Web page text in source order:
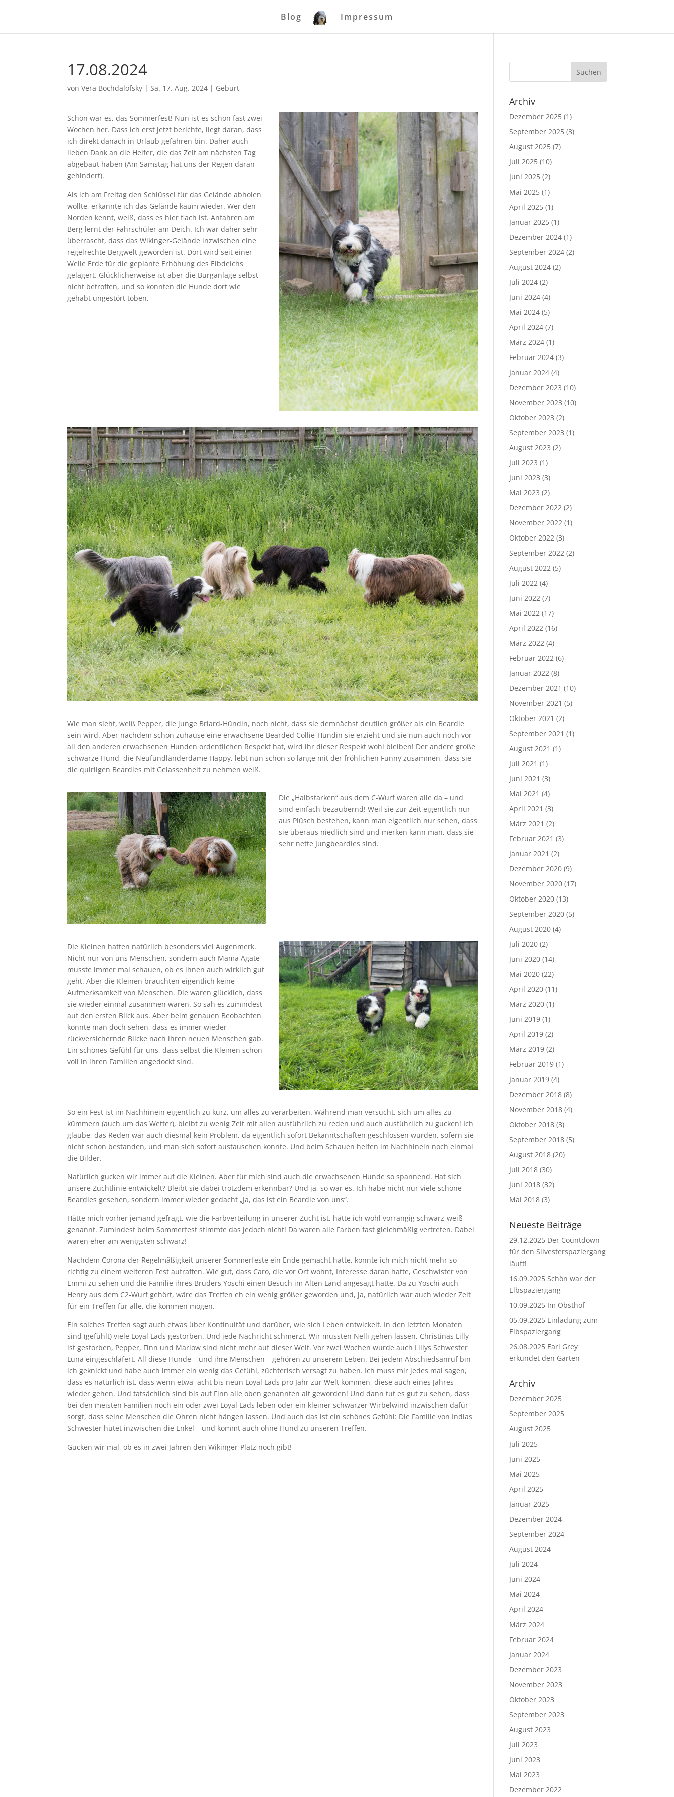
Blog Impressum
17.08.2024
vonVera Bochdalofsky |Sa. 17. Aug. 2024 | Geburt
Schön war es, das Sommerfest! Nun ist es schon fast zwei
Wochen her. Dass ich erst jetzt berichte, liegt daran, dass
ich direkt danach in Urlaub gefahren bin. Daher auch
lieben Dank an die Helfer, die das Zelt am nächsten Tag
abgebaut haben (Am Samstag hat uns der Regen daran
gehindert).
Als ich am Freitag den Schlüssel für das Gelände abholen
wollte, erkannte ich das Gelände kaum wieder. Wer den
Norden kennt, weiß, dass es hier flach ist. Anfahren am
Berg lernt der Fahrschüler am Deich. Ich war daher sehr
überrascht, dass das Wikinger-Gelände inzwischen eine
regelrechte Bergwelt geworden ist. Dort wird seit einer
Weile Erde für die geplante Erhöhung des Elbdeichs
gelagert. Glücklicherweise ist aber die Burganlage selbst
nicht betroffen, und so konnten die Hunde dort wie
gehabt ungestört toben.
Wie man sieht, weiß Pepper, die junge Briard-Hündin, noch nicht, dass sie demnächst deutlich größer als ein Beardie
sein wird. Aber nachdem schon zuhause eine erwachsene Bearded Collie-Hündin sie erzieht und sie nun auch noch vor
all den anderen erwachsenen Hunden ordentlichen Respekt hat, wird ihr dieser Respekt wohl bleiben! Der andere große
schwarze Hund, die Neufundländerdame Happy, lebt nun schon so lange mit der fröhlichen Funny zusammen, dass sie
die quirligen Beardies mit Gelassenheit zu nehmen weiß.
Die „Halbstarken“ aus dem C-Wurf waren alle da – und
sind einfach bezaubernd! Weil sie zur Zeit eigentlich nur
aus Plüsch bestehen, kann man eigentlich nur sehen, dass
sie überaus niedlich sind und merken kann man, dass sie
sehr nette Jungbeardies sind.
Die Kleinen hatten natürlich besonders viel Augenmerk.
Nicht nur von uns Menschen, sondern auch Mama Agate
musste immer mal schauen, ob es ihnen auch wirklich gut
geht. Aber die Kleinen brauchten eigentlich keine
Aufmerksamkeit von Menschen. Die waren glücklich, dass
sie wieder einmal zusammen waren. So sah es zumindest
auf den ersten Blick aus. Aber beim genauen Beobachten
konnte man doch sehen, dass es immer wieder
rückversichernde Blicke nach ihren neuen Menschen gab.
Ein schönes Gefühl für uns, dass selbst die Kleinen schon
voll in ihren Familien angedockt sind.
So ein Fest ist im Nachhinein eigentlich zu kurz, um alles zu verarbeiten. Während man versucht, sich um alles zu
kümmern (auch um das Wetter), bleibt zu wenig Zeit mit allen ausführlich zu reden und auch ausführlich zu gucken! Ich
glaube, das Reden war auch diesmal kein Problem, da eigentlich sofort Bekanntschaften geschlossen wurden, sofern sie
nicht schon bestanden, und man sich sofort austauschen konnte. Und beim Schauen helfen im Nachhinein noch einmal
die Bilder.
Natürlich gucken wir immer auf die Kleinen. Aber für mich sind auch die erwachsenen Hunde so spannend. Hat sich
unsere Zuchtlinie entwickelt? Bleibt sie dabei trotzdem erkennbar? Und ja, so war es. Ich habe nicht nur viele schöne
Beardies gesehen, sondern immer wieder gedacht „Ja, das ist ein Beardie von uns“.
Hätte mich vorher jemand gefragt, wie die Farbverteilung in unserer Zucht ist, hätte ich wohl vorrangig schwarz-weiß
genannt. Zumindest beim Sommerfest stimmte das jedoch nicht! Da waren alle Farben fast gleichmäßig vertreten. Dabei
waren eher am wenigsten schwarz!
Nachdem Corona der Regelmäßigkeit unserer Sommerfeste ein Ende gemacht hatte, konnte ich mich nicht mehr so
richtig zu einem weiteren Fest aufraffen. Wie gut, dass Caro, die vor Ort wohnt, Interesse daran hatte, Geschwister von
Emmi zu sehen und die Familie ihres Bruders Yoschi einen Besuch im Alten Land angesagt hatte. Da zu Yoschi auch
Henry aus dem C2-Wurf gehört, wäre das Treffen eh ein wenig größer geworden und, ja, natürlich war auch wieder Zeit
für ein Treffen für alle, die kommen mögen.
Ein solches Treffen sagt auch etwas über Kontinuität und darüber, wie sich Leben entwickelt. In den letzten Monaten
sind (gefühlt) viele Loyal Lads gestorben. Und jede Nachricht schmerzt. Wir mussten Nelli gehen lassen, Christinas Lilly
ist gestorben, Pepper, Finn und Marlow sind nicht mehr auf dieser Welt. Vor zwei Wochen wurde auch Lillys Schwester
Luna eingeschläfert. All diese Hunde – und ihre Menschen – gehören zu unserem Leben. Bei jedem Abschiedsanruf bin
ich geknickt und habe auch immer ein wenig das Gefühl, züchterisch versagt zu haben. Ich muss mir jedes mal sagen,
dass es natürlich ist, dass wenn etwa acht bis neun Loyal Lads pro Jahr zur Welt kommen, diese auch eines Jahres
wieder gehen. Und tatsächlich sind bis auf Finn alle oben genannten alt geworden! Und dann tut es gut zu sehen, dass
bei den meisten Familien noch ein oder zwei Loyal Lads leben oder ein kleiner schwarzer Wirbelwind inzwischen dafür
sorgt, dass seine Menschen die Ohren nicht hängen lassen. Und auch das ist ein schönes Gefühl: Die Familie von Indias
Schwester hütet inzwischen die Enkel – und kommt auch ohne Hund zu unseren Treffen.
Gucken wir mal, ob es in zwei Jahren den Wikinger-Platz noch gibt!
Archiv
Dezember 2025 (1)
September 2025 (3)
August 2025 (7)
Juli 2025 (10)
Juni 2025 (2)
Mai 2025 (1)
April 2025 (1)
Januar 2025 (1)
Dezember 2024 (1)
September 2024 (2)
August 2024 (2)
Juli 2024 (2)
Juni 2024 (4)
Mai 2024 (5)
April 2024 (7)
März 2024 (1)
Februar 2024 (3)
Januar 2024 (4)
Dezember 2023 (10)
November 2023 (10)
Oktober 2023 (2)
September 2023 (1)
August 2023 (2)
Juli 2023 (1)
Juni 2023 (3)
Mai 2023 (2)
Dezember 2022 (2)
November 2022 (1)
Oktober 2022 (3)
September 2022 (2)
August 2022 (5)
Juli 2022 (4)
Juni 2022 (7)
Mai 2022 (17)
April 2022 (16)
März 2022 (4)
Februar 2022 (6)
Januar 2022 (8)
Dezember 2021 (10)
November 2021 (5)
Oktober 2021 (2)
September 2021 (1)
August 2021 (1)
Juli 2021 (1)
Juni 2021 (3)
Mai 2021 (4)
April 2021 (3)
März 2021 (2)
Februar 2021 (3)
Januar 2021 (2)
Dezember 2020 (9)
November 2020 (17)
Oktober 2020 (13)
September 2020 (5)
August 2020 (4)
Juli 2020 (2)
Juni 2020 (14)
Mai 2020 (22)
April 2020 (11)
März 2020 (1)
Juni 2019 (1)
April 2019 (2)
März 2019 (2)
Februar 2019 (1)
Januar 2019 (4)
Dezember 2018 (8)
November 2018 (4)
Oktober 2018 (3)
September 2018 (5)
August 2018 (20)
Juli 2018 (30)
Juni 2018 (32)
Mai 2018 (3)
Neueste Beiträge
29.12.2025 Der Countdown
für den Silvesterspaziergang
läuft!
16.09.2025 Schön war der
Elbspaziergang
10.09.2025 Im Obsthof
05.09.2025 Einladung zum
Elbspaziergang
26.08.2025 Earl Grey
erkundet den Garten
Archiv
Dezember 2025
September 2025
August 2025
Juli 2025
Juni 2025
Mai 2025
April 2025
Januar 2025
Dezember 2024
September 2024
August 2024
Juli 2024
Juni 2024
Mai 2024
April 2024
März 2024
Februar 2024
Januar 2024
Dezember 2023
November 2023
Oktober 2023
September 2023
August 2023
Juli 2023
Juni 2023
Mai 2023
Dezember 2022